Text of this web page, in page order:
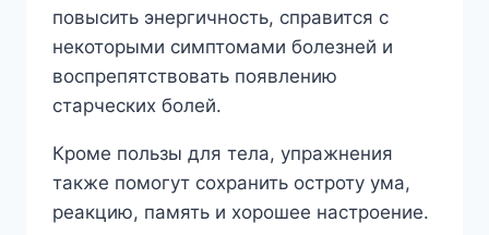
повысить энергичность, справится с
некоторыми симптомами болезней и
воспрепятствовать появлению
старческих болей.
Кроме пользы для тела, упражнения
также помогут сохранить остроту ума,
реакцию, память и хорошее настроение.